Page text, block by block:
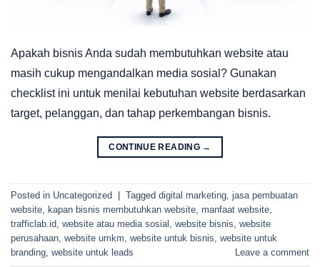
Apakah bisnis Anda sudah membutuhkan website atau
masih cukup mengandalkan media sosial? Gunakan
checklist ini untuk menilai kebutuhan website berdasarkan
target, pelanggan, dan tahap perkembangan bisnis.
CONTINUE READING →
Posted in Uncategorized Tagged digital marketing jasa pembuatan
website
kapan bisnis membutuhkan website manfaat website
trafficlab.id website atau media sosial website bisnis website
perusahaan website umkm website untuk bisnis website untuk
branding website untuk leads Leave a comment